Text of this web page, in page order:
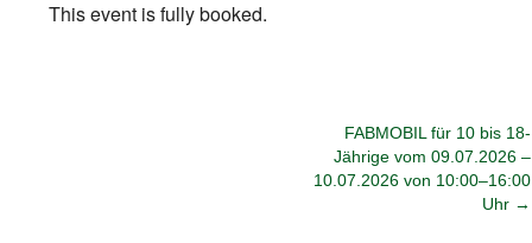
This event is fully booked.
FABMOBIL für 10 bis 18-
Jährige vom 09.07.2026 –
10.07.2026 von 10:00–16:00
Uhr →